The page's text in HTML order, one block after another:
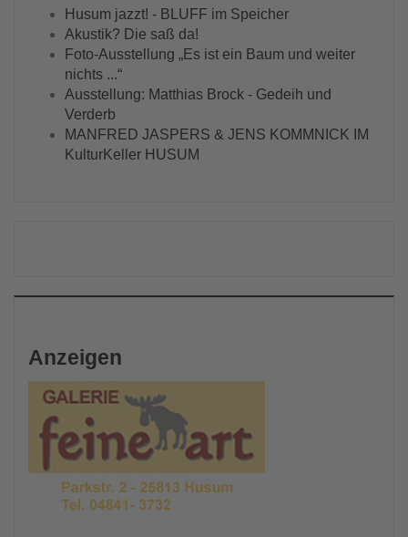
Husum jazzt! - BLUFF im Speicher
Akustik? Die saß da!
Foto-Ausstellung „Es ist ein Baum und weiter
nichts ...“
Ausstellung: Matthias Brock - Gedeih und
Verderb
MANFRED JASPERS & JENS KOMMNICK IM
KulturKeller HUSUM
Anzeigen